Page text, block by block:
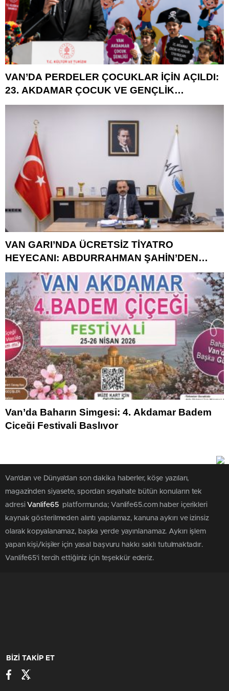
VAN’DA PERDELER ÇOCUKLAR İÇİN AÇILDI:
23. AKDAMAR ÇOCUK VE GENÇLİK
TİYATROLARI ŞENLİĞİ BAŞLADI
VAN GARI’NDA ÜCRETSİZ TİYATRO
HEYECANI: ABDURRAHMAN ŞAHİN’DEN
“VAGON SAHNE” DAVETİ
Van’da Baharın Simgesi: 4. Akdamar Badem
Çiçeği Festivali Başlıyor
Van'dan ve Dünya’dan son dakika haberler, köşe yazıları,
magazinden siyasete, spordan seyahate bütün konuların tek
adresiVanlife65 platformunda; Vanlife65.com haber içerikleri
kaynak gösterilmeden alıntı yapılamaz, kanuna aykırı ve izinsiz
olarak kopyalanamaz, başka yerde yayınlanamaz. Aykırı işlem
yapan kişi/kişiler için yasal başvuru hakkı saklı tutulmaktadır.
Vanlife65'i tercih ettiğiniz için teşekkür ederiz.
BİZİ TAKİP ET